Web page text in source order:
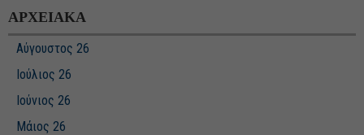
ΑΡΧΕΙΑΚΑ
Αύγουστος 26
Ιούλιος 26
Ιούνιος 26
Μάιος 26